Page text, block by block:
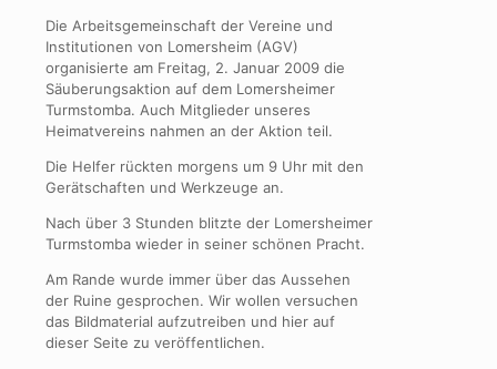
Die Arbeitsgemeinschaft der Vereine und
Institutionen von Lomersheim (AGV)
organisierte am Freitag, 2. Januar 2009 die
Säuberungsaktion auf dem Lomersheimer
Turmstomba. Auch Mitglieder unseres
Heimatvereins nahmen an der Aktion teil.
Die Helfer rückten morgens um 9 Uhr mit den
Gerätschaften und Werkzeuge an.
Nach über 3 Stunden blitzte der Lomersheimer
Turmstomba wieder in seiner schönen Pracht.
Am Rande wurde immer über das Aussehen
der Ruine gesprochen. Wir wollen versuchen
das Bildmaterial aufzutreiben und hier auf
dieser Seite zu veröffentlichen.